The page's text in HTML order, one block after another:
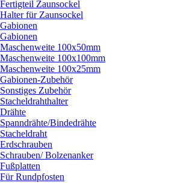
Fertigteil Zaunsockel
Halter für Zaunsockel
Gabionen
Gabionen
Maschenweite 100x50mm
Maschenweite 100x100mm
Maschenweite 100x25mm
Gabionen-Zubehör
Sonstiges Zubehör
Stacheldrahthalter
Drähte
Spanndrähte/Bindedrähte
Stacheldraht
Erdschrauben
Schrauben/Bolzenanker
Fußplatten
Für Rundpfosten